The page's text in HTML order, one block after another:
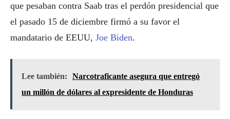
que pesaban contra Saab tras el perdón presidencial que
el pasado 15 de diciembre firmó a su favor el
mandatario de EEUU, Joe Biden.
Lee también:
Narcotraficante asegura que entregó
un millón de dólares al expresidente de Honduras